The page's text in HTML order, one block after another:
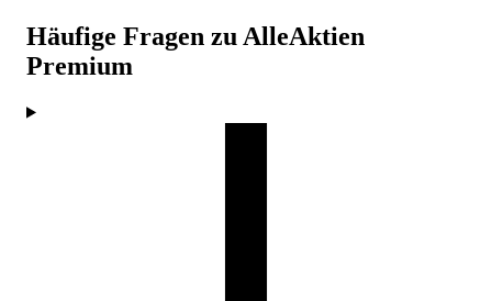
Häufige Fragen zu AlleAktien
Premium